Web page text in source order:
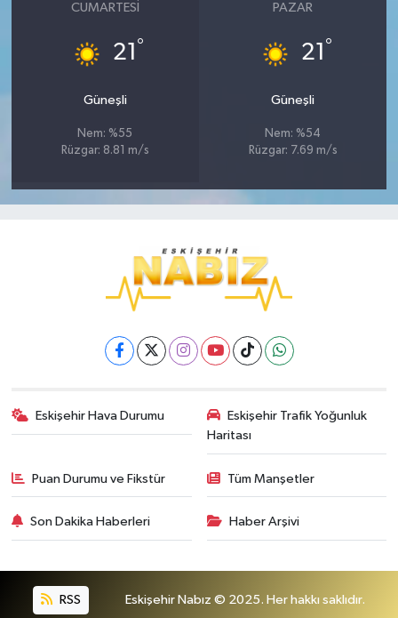
CUMARTESI
21 °
Güneşli
Nem: %55
Rüzgar: 8.81 m/s
PAZAR
21 °
Güneşli
Nem: %54
Rüzgar: 7.69 m/s
Eskişehir Hava Durumu
Eskişehir Trafik Yoğunluk
Haritası
Puan Durumu ve Fikstür Tüm Manşetler
Son Dakika Haberleri Haber Arşivi
RSS Eskişehir Nabız © 2025. Her hakkı saklıdır.